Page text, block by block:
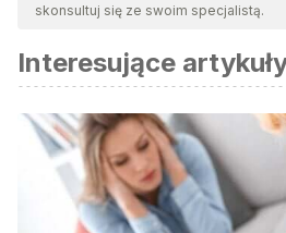
skonsultuj się ze swoim specjalistą.
Interesujące